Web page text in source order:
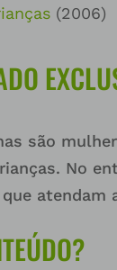
(2006)
são
No
atendam